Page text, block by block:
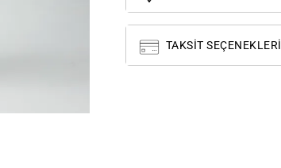
TAKSIT SEÇENEKLERI